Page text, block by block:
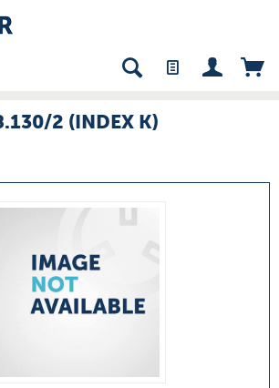
2 (INDEX K)